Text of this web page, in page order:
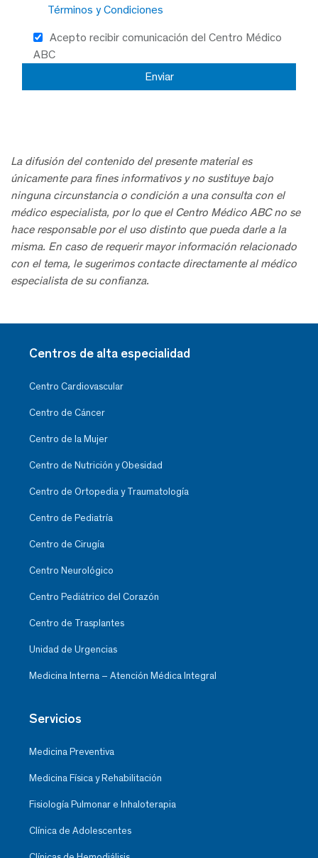
Términos y Condiciones
Acepto recibir comunicación del Centro Médico
ABC
La difusión del contenido del presente material es
únicamente para fines informativos y no sustituye bajo
ninguna circunstancia o condición a una consulta con el
médico especialista, por lo que el Centro Médico ABC no se
hace responsable por el uso distinto que pueda darle a la
misma. En caso de requerir mayor información relacionado
con el tema, le sugerimos contacte directamente al médico
especialista de su confianza.
Centros de alta especialidad
Centro Cardiovascular
Centro de Cáncer
Centro de la Mujer
Centro de Nutrición y Obesidad
Centro de Ortopedia y Traumatología
Centro de Pediatría
Centro de Cirugía
Centro Neurológico
Centro Pediátrico del Corazón
Centro de Trasplantes
Unidad de Urgencias
Medicina Interna – Atención Médica Integral
Servicios
Medicina Preventiva
Medicina Física y Rehabilitación
Fisiología Pulmonar e Inhaloterapia
Clínica de Adolescentes